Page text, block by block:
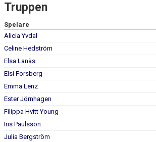
BILDGALLERI
DOKUMENT
KONTAKT
Truppen
Spelare
Alicia Yvdal
Celine Hedström
Elsa Lanäs
Elsi Forsberg
Emma Lenz
Ester Jörnhagen
Filippa Hvitt Young
Iris Paulsson
Julia Bergström